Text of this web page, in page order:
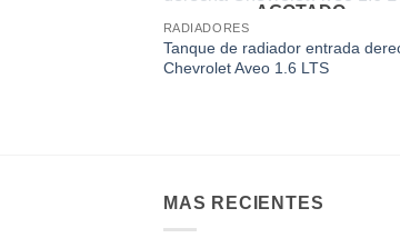
AGOTADO
RADIADORES
Tanque de radiador entrada
Chevrolet Aveo 1.6 LTS
MAS RECIENTES